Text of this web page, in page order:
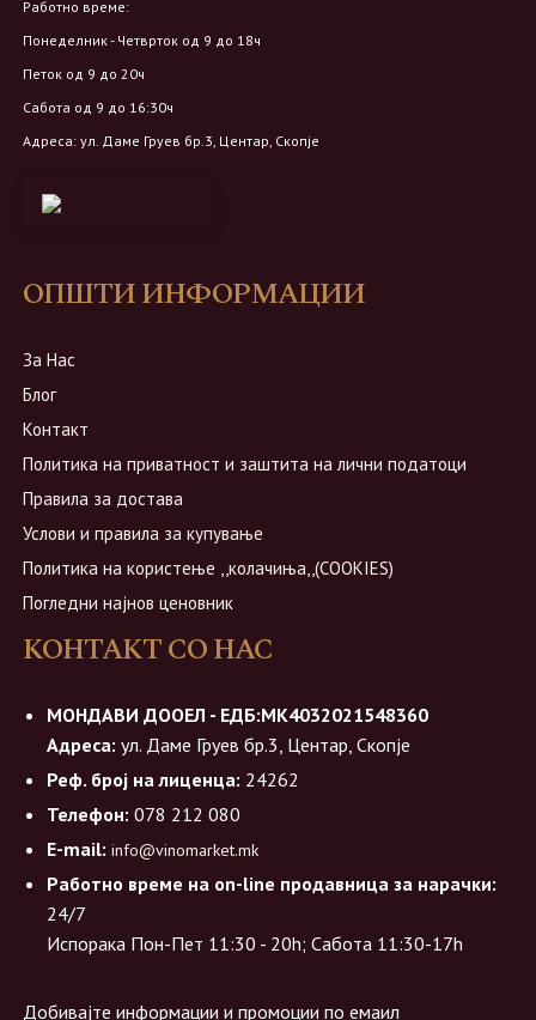
Работно време:
Понеделник - Четврток од 9 до 18ч
Петок од 9 до 20ч
Сабота од 9 до 16:30ч
Адреса: ул. Даме Груев бр.3, Центар, Скопје
ОПШТИ ИНФОРМАЦИИ
За Нас
Блог
Контакт
Политика на приватност и заштита на лични податоци
Правила за достава
Услови и правила за купување
Политика на користење ,,колачиња,,(COOKIES)
Погледни најнов ценовник
КОНТАКТ СО НАС
МОНДАВИ ДООЕЛ - ЕДБ:МК4032021548360
Адреса: ул. Даме Груев бр.3, Центар, Скопје
Реф. број на лиценца: 24262
Телефон: 078 212 080
E-mail: info@vinomarket.mk
Работно време на on-line продавница за нарачки:
24/7
Испорака Пон-Пет 11:30 - 20h; Сабота 11:30-17h
Добивајте информации и промоции по емаил